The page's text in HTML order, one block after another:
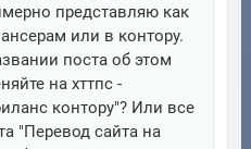
представляю как
или в контору.
поста об этом
на хттпс -
контору"? Или все
"Перевод сайта на